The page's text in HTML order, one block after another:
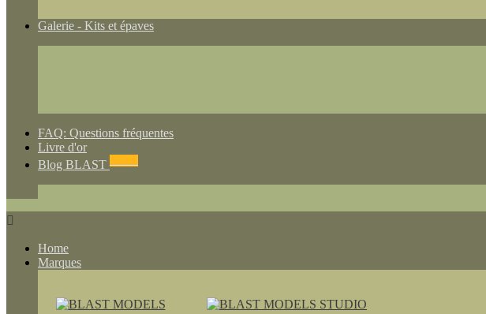
Galerie - Kits et épaves
FAQ: Questions fréquentes
Livre d'or
Blog BLAST

Home
Marques